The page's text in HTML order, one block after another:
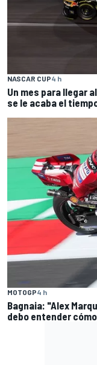
NASCAR CUP4 h
Un mes para llegar
se le acaba el
MOTOGP4 h
Bagnaia: "Alex
debo entender